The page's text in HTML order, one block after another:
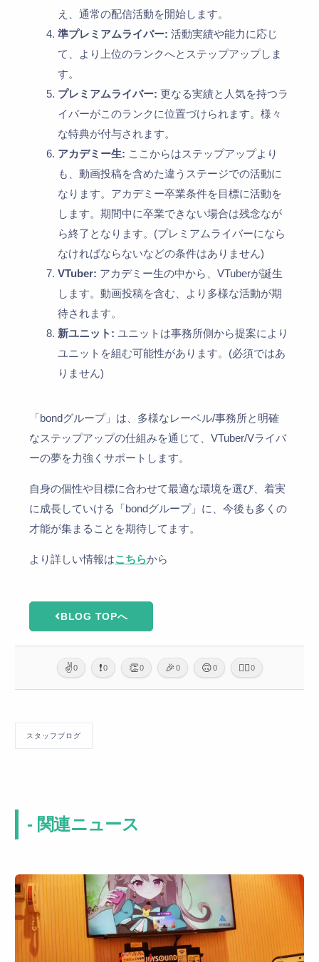
え、通常の配信活動を開始します。
準プレミアムライバー: 活動実績や能力に応じ
て、より上位のランクへとステップアップしま
す。
プレミアムライバー: 更なる実績と人気を持つラ
イバーがこのランクに位置づけられます。様々
な特典が付与されます。
アカデミー生: ここからはステップアップより
も、動画投稿を含めた違うステージでの活動に
なります。アカデミー卒業条件を目標に活動を
します。期間中に卒業できない場合は残念なが
ら終了となります。(プレミアムライバーになら
なければならないなどの条件はありません)
VTuber: アカデミー生の中から、VTuberが誕生
します。動画投稿を含む、より多様な活動が期
待されます。
新ユニット: ユニットは事務所側から提案により
ユニットを組む可能性があります。(必須ではあ
りません)
「bondグループ」は、多様なレーベル/事務所と明確
なステップアップの仕組みを通じて、VTuber/Vライバ
ーの夢を力強くサポートします。
自身の個性や目標に合わせて最適な環境を選び、着実
に成長していける「bondグループ」に、今後も多くの
才能が集まることを期待してます。
より詳しい情報はこちらから
BLOG TOPへ
✌️0 ❗0 👏0 🎉0 🙃0 🙇‍♂️0
スタッフブログ
- 関連ニュース